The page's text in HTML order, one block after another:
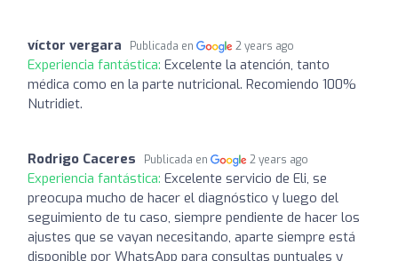
víctor vergara Publicada en 2 years ago
Experiencia fantástica: Excelente la atención, tanto
médica como en la parte nutricional. Recomiendo 100%
Nutridiet.
Rodrigo Caceres Publicada en 2 years ago
Experiencia fantástica: Excelente servicio de Eli, se
preocupa mucho de hacer el diagnóstico y luego del
seguimiento de tu caso, siempre pendiente de hacer los
ajustes que se vayan necesitando, aparte siempre está
disponible por WhatsApp para consultas puntuales y